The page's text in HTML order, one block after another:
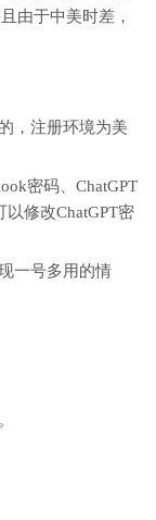
由于中美时差，
的，注册环境为美
密码、ChatGPT
修改ChatGPT密
一号多用的情